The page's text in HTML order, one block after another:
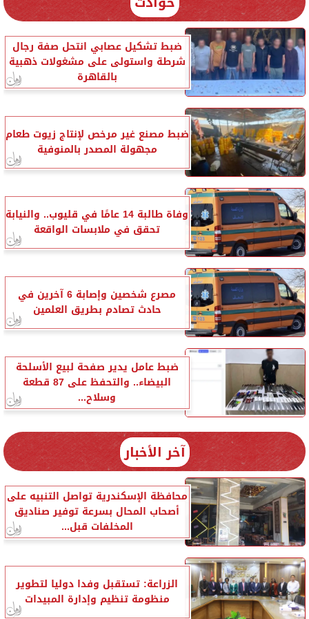
ضبط تشكيل عصابي انتحل صفة رجال
شرطة واستولى على مشغولات ذهبية
بالقاهرة
ضبط مصنع غير مرخص لإنتاج زيوت طعام
مجهولة المصدر بالمنوفية
وفاة طالبة 14 عامًا في قليوب.. والنيابة
تحقق في ملابسات الواقعة
مصرع شخصين وإصابة 6 آخرين في
حادث تصادم بطريق العلمين
ضبط عامل يدير صفحة لبيع الأسلحة
البيضاء.. والتحفظ على 87 قطعة
وسلاح...
آخر الأخبار
محافظة الإسكندرية تواصل التنبيه على
أصحاب المحال بسرعة توفير صناديق
المخلفات قبل...
الزراعة: تستقبل وفدا دوليا لتطوير
منظومة تنظيم وإدارة المبيدات